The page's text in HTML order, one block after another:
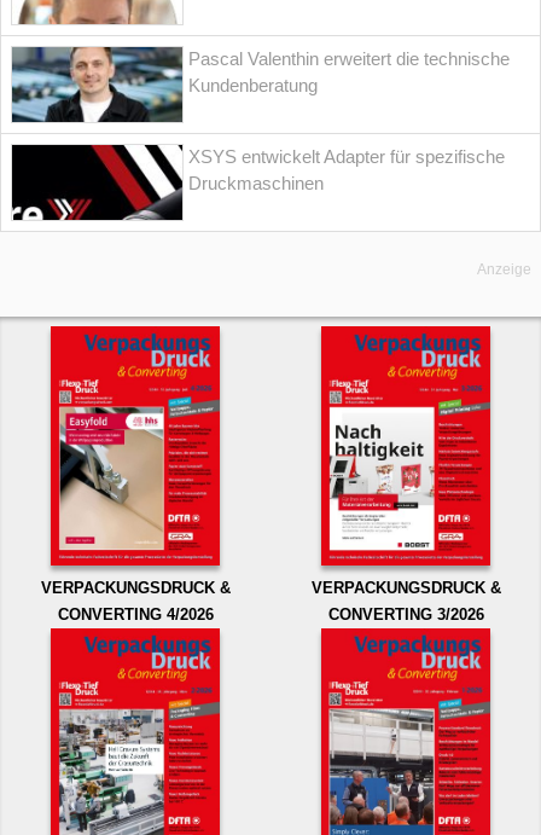
Pascal Valenthin erweitert die technische
Kundenberatung
XSYS entwickelt Adapter für spezifische
Druckmaschinen
Anzeige
VERPACKUNGSDRUCK &
CONVERTING 4/2026
VERPACKUNGSDRUCK &
CONVERTING 3/2026